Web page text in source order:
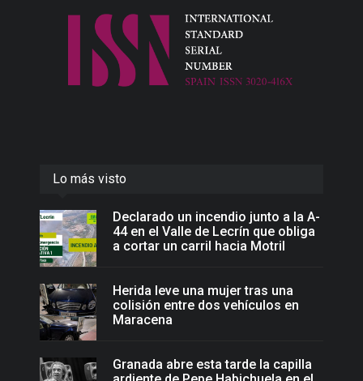
Lo más visto
Declarado un incendio junto a la A-
44 en el Valle de Lecrín que obliga
a cortar un carril hacia Motril
Herida leve una mujer tras una
colisión entre dos vehículos en
Maracena
Granada abre esta tarde la capilla